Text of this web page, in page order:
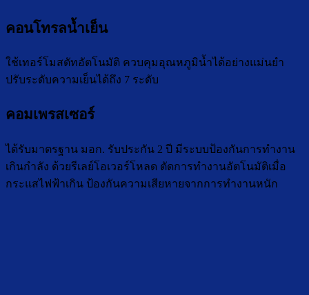
คอนโทรลน้ำเย็น
ใช้เทอร์โมสตัทอัตโนมัติ ควบคุมอุณหภูมิน้ำได้อย่างแม่นยำ
ปรับระดับความเย็นได้ถึง 7 ระดับ
คอมเพรสเซอร์
ได้รับมาตรฐาน มอก. รับประกัน 2 ปี มีระบบป้องกันการทำงาน
เกินกำลัง ด้วยรีเลย์โอเวอร์โหลด ตัดการทำงานอัตโนมัติเมื่อ
กระแสไฟฟ้าเกิน ป้องกันความเสียหายจากการทำงานหนัก